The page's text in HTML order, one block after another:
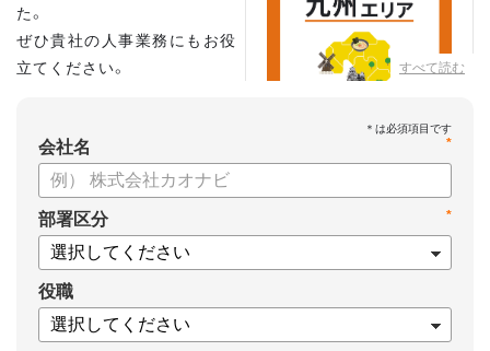
すべて読む
た。
ぜひ貴社の人事業務にもお役
立てください。
*
会社名
*
部署区分
役職